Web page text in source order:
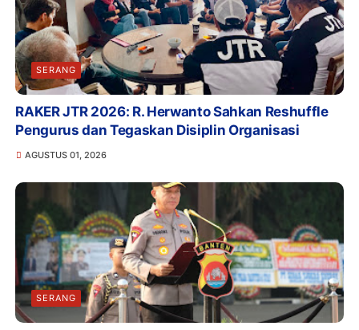
SERANG
RAKER JTR 2026: R. Herwanto Sahkan Reshuffle
Pengurus dan Tegaskan Disiplin Organisasi
AGUSTUS 01, 2026
SERANG